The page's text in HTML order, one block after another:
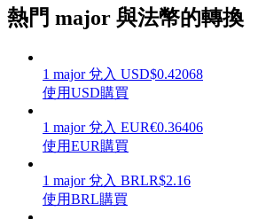
熱門 major 與法幣的轉換
1 major 兌入 USD$0.42068
使用USD購買
1 major 兌入 EUR€0.36406
使用EUR購買
1 major 兌入 BRLR$2.16
使用BRL購買